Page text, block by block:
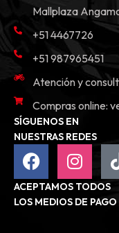
Mallplaza
+51 4467726
+51 987965451
Atención y
Compras online:
SÍGUENOS EN
NUESTRAS REDES
ACEPTAMOS TODOS
LOS MEDIOS DE PAGO